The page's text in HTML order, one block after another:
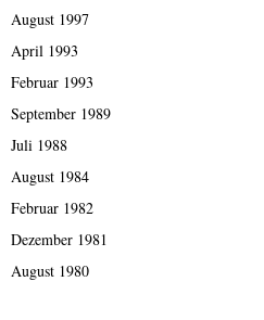
August 1997
April 1993
Februar 1993
September 1989
Juli 1988
August 1984
Februar 1982
Dezember 1981
August 1980